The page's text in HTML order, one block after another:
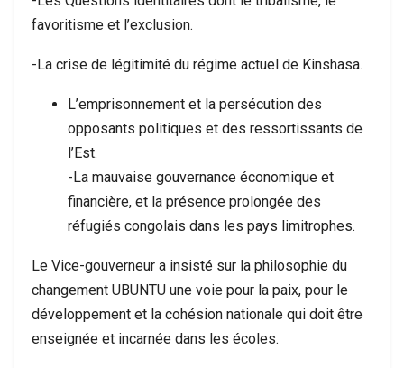
favoritisme et l’exclusion.
-La crise de légitimité du régime actuel de Kinshasa.
L’emprisonnement et la persécution des
opposants politiques et des ressortissants de
l’Est.
-La mauvaise gouvernance économique et
financière, et la présence prolongée des
réfugiés congolais dans les pays limitrophes.
Le Vice-gouverneur a insisté sur la philosophie du
changement UBUNTU une voie pour la paix, pour le
développement et la cohésion nationale qui doit être
enseignée et incarnée dans les écoles.